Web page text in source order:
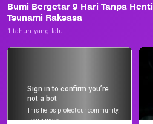
Bumi Bergetar 9 Hari Tanpa
Tsunami Raksasa
1 tahun yang lalu